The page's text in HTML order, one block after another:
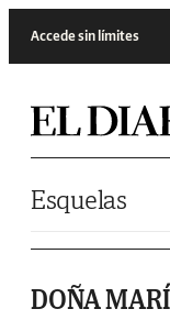
Accede sin límites
Esquelas
DOÑA